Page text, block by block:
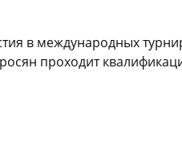
в международных
проходит